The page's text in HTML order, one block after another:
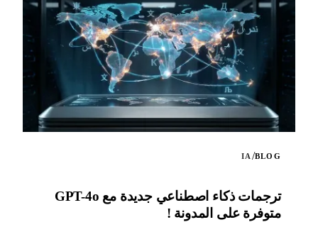
BLOG
/
IA
ترجمات ذكاء اصطناعي جديدة مع GPT-4o
متوفرة على المدونة !